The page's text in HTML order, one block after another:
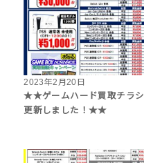
2023年2月20日
★★ゲームハード買取チラシ
更新しました！★★